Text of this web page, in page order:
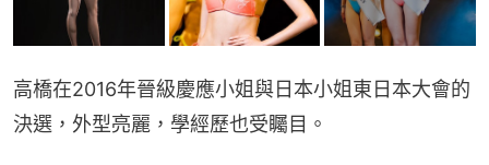
高橋在2016年晉級慶應小姐與日本小姐東日本大會的
決選，外型亮麗，學經歷也受矚目。